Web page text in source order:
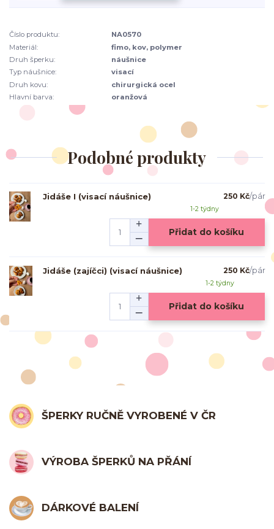
Číslo produktu:
NA0570
Materiál:
fimo, kov, polymer
Druh šperku:
náušnice
Typ náušnice:
visací
Druh kovu:
chirurgická ocel
Hlavní barva:
oranžová
Podobné produkty
Jidáše I (visací náušnice) 250 Kč/pár
1-2 týdny
Přidat do košíku
Jidáše (zajíčci) (visací náušnice) 250 Kč/pár
1-2 týdny
Přidat do košíku
ŠPERKY RUČNĚ VYROBENÉ V ČR
VÝROBA ŠPERKŮ NA PŘÁNÍ
DÁRKOVÉ BALENÍ